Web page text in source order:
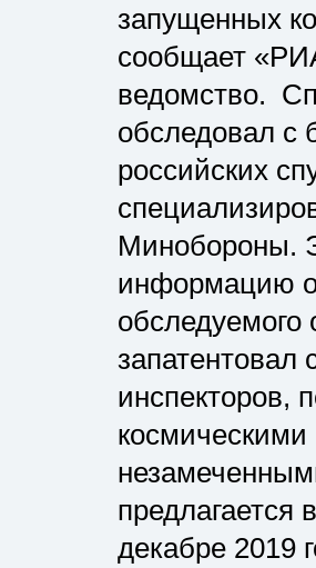
запущенных
сообщает
ведомство.
обследовал с
российских
Минобороны.
информацию о
запатентовал
инспекторов,
космическими
предлагается
декабре 2019